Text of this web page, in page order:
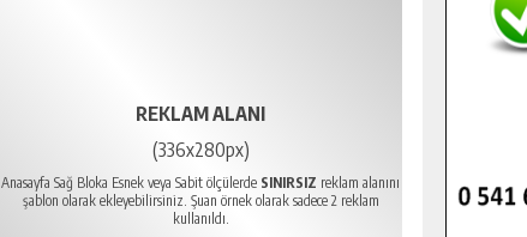
REKLAM ALANI
(336x280px)
Anasayfa Sağ Bloka Esnek veya Sabit ölçülerde SINIRSIZ reklam alanını
şablon olarak ekleyebilirsiniz. Şuan örnek olarak sadece 2 reklam
kullanıldı.